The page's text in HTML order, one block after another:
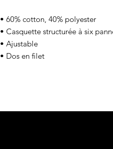
• 60% cotton, 40% polyester
• Casquette structurée à six
• Ajustable
• Dos en filet